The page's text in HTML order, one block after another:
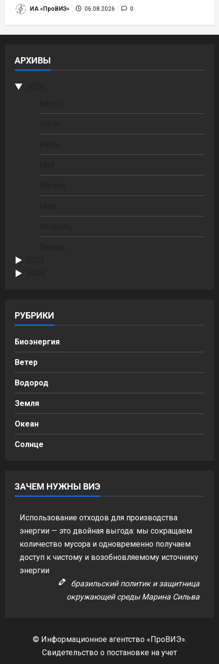
ИА «ПроВИЭ» 06.08.2026 0
АРХИВЫ
РУБРИКИ
Биоэнергия
Ветер
Водород
Земля
Океан
Солнце
ЗАЧЕМ НУЖНЫ ВИЭ
Использование отходов для производства
энергии — это двойная выгода: мы сокращаем
количество мусора и одновременно получаем
доступ к чистому и возобновляемому источнику
энергии
бразильский политик и защитница
окружающей среды Марина Сильва
© Информационное агентство «ПроВИЭ».
Свидетельство о постановке на учет